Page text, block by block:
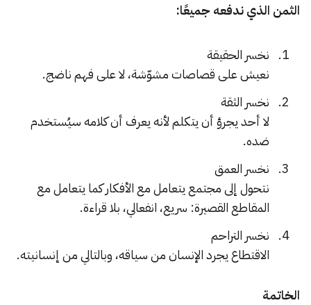
الثمن الذي ندفعه جميعًا:
نخسر الحقيقة
نعيش على قصاصات مشوّشة، لا على فهم ناضج.
نخسر الثقة
لا أحد يجرؤ أن يتكلم لأنه يعرف أن كلامه سيُستخدم
ضده.
نخسر العمق
نتحول إلى مجتمع يتعامل مع الأفكار كما يتعامل مع
المقاطع القصيرة: سريع، انفعالي، بلا قراءة.
نخسر التراحم
الاقتطاع يجرد الإنسان من سياقه، وبالتالي من إنسانيته.
الخاتمة